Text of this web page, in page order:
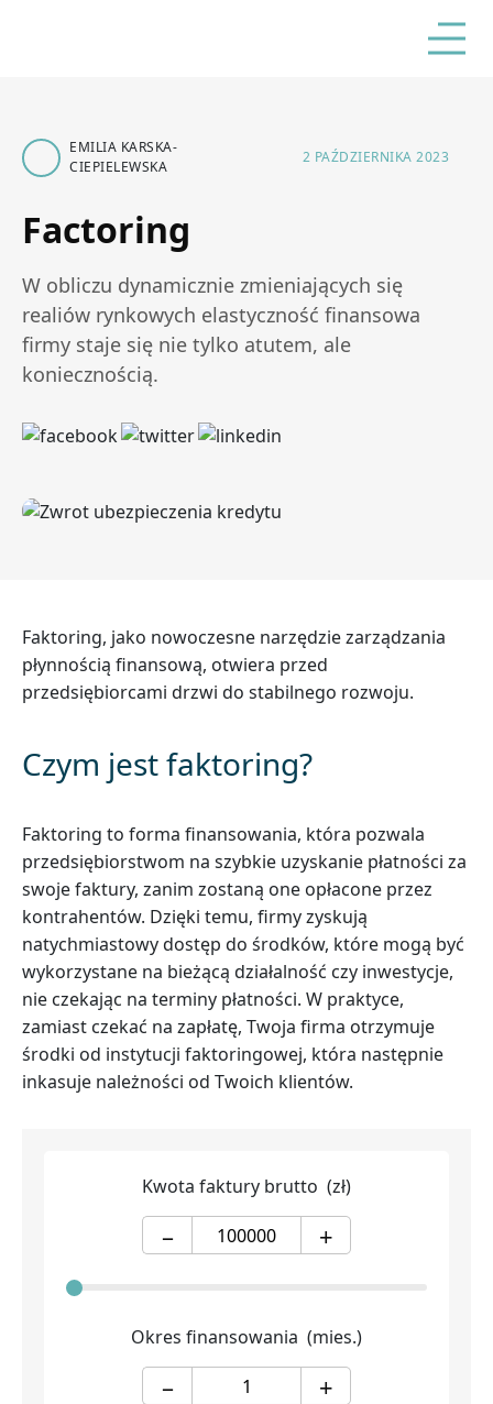
EMILIA KARSKA-
CIEPIELEWSKA
2 PAŹDZIERNIKA 2023
Factoring
W obliczu dynamicznie zmieniających się
realiów rynkowych elastyczność finansowa
firmy staje się nie tylko atutem, ale
koniecznością.
Faktoring, jako nowoczesne narzędzie zarządzania
płynnością finansową, otwiera przed
przedsiębiorcami drzwi do stabilnego rozwoju.
Czym jest faktoring?
Faktoring to forma finansowania, która pozwala
przedsiębiorstwom na szybkie uzyskanie płatności za
swoje faktury, zanim zostaną one opłacone przez
kontrahentów. Dzięki temu, firmy zyskują
natychmiastowy dostęp do środków, które mogą być
wykorzystane na bieżącą działalność czy inwestycje,
nie czekając na terminy płatności. W praktyce,
zamiast czekać na zapłatę, Twoja firma otrzymuje
środki od instytucji faktoringowej, która następnie
inkasuje należności od Twoich klientów.
Kwota faktury brutto (zł)
– +
Okres finansowania (mies.)
– +